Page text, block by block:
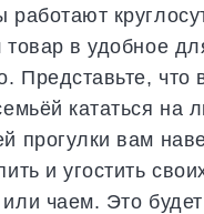
в удобное
Представьте, что
кататься на
прогулки вам
и угостить
чаем. Это